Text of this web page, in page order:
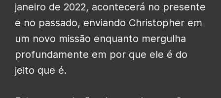
janeiro de 2022, acontecerá no presente
e no passado, enviando Christopher em
um novo missão enquanto mergulha
profundamente em por que ele é do
jeito que é.